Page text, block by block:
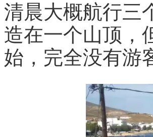
清晨大概航行三
造在一个山顶，
始，完全没有游